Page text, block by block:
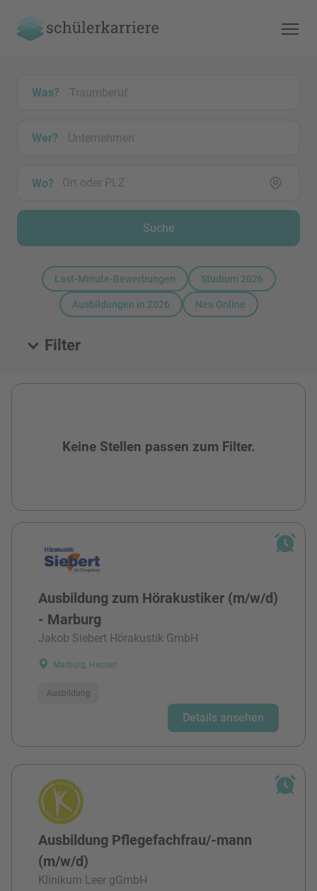
Was?
Wer?
Wo?
Suche
Last-Minute-Bewerbungen Studium 2026
Ausbildungen in 2026 Neu Online
Filter
Keine Stellen passen zum Filter.
Ausbildung zum Hörakustiker (m/w/d)
- Marburg
Jakob Siebert Hörakustik GmbH
Marburg, Hessen
Ausbildung
Details ansehen
Ausbildung Pflegefachfrau/-mann
(m/w/d)
Klinikum Leer gGmbH